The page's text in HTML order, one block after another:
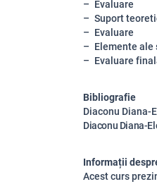
Evaluare
Suport
Evaluare
Elemente ale
Evaluare
Bibliografie
Diaconu Diana-
Diaconu Diana-
Informații
Acest curs